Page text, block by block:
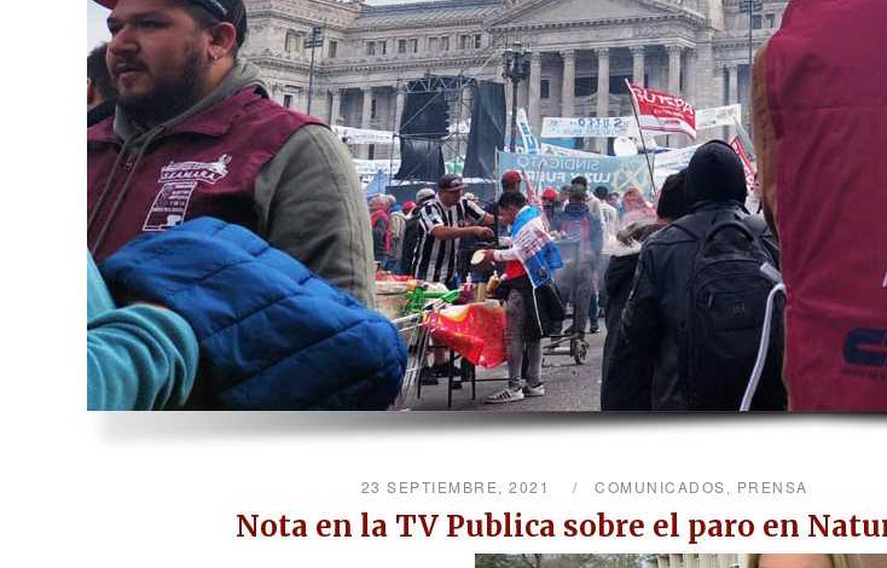
23 SEPTIEMBRE, 2021 COMUNICADOS, PRENSA
Nota en la TV Publica sobre el paro en